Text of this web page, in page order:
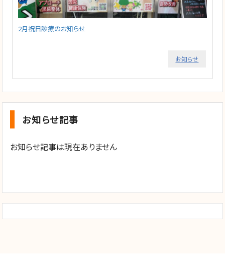
2月祝日診療のお知らせ
お知らせ
お知らせ記事
お知らせ記事は現在ありません